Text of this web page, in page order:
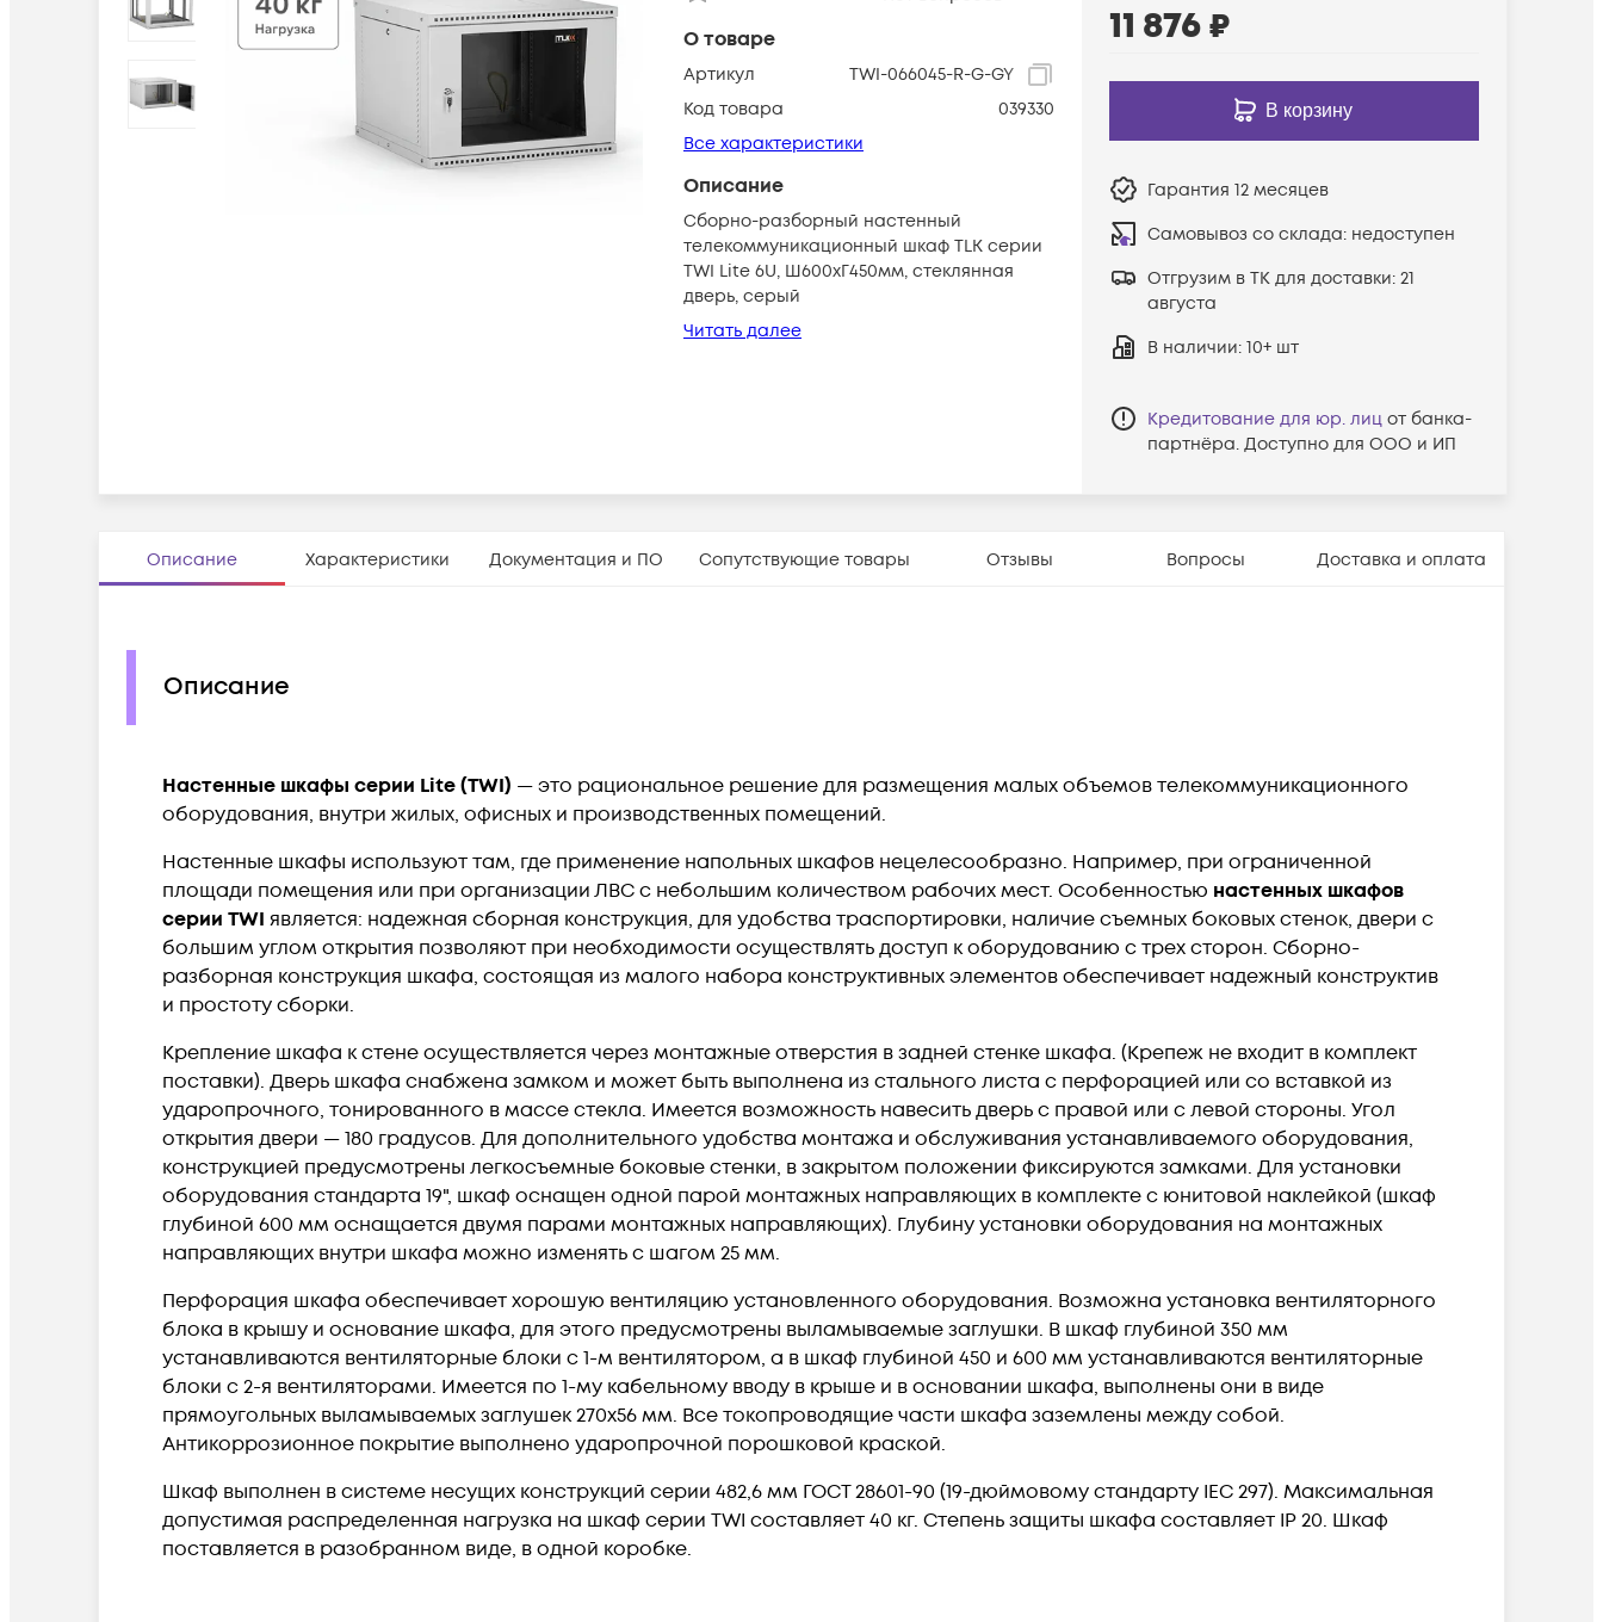
О товаре
Артикул
TWI-066045-R-G-GY
Код товара
039330
Все характеристики
Описание
Сборно-разборный настенный
телекоммуникационный шкаф TLK серии
TWI Lite 6U, Ш600хГ450мм, стеклянная
дверь, серый
Читать далее
11 876₽
В корзину
Гарантия 12 месяцев
Самовывоз со склада: недоступен
Отгрузим в ТК для доставки: 21
августа
В наличии: 10+ шт
Кредитование для юр. лиц от банка-
партнёра. Доступно для ООО и ИП
Описание Характеристики Документация и ПО Сопутствующие товары Отзывы Вопросы Доставка и оплата
Описание
Настенные шкафы серии Lite (TWI) — это рациональное решение для размещения малых объемов телекоммуникационного
оборудования, внутри жилых, офисных и производственных помещений.
Настенные шкафы используют там, где применение напольных шкафов нецелесообразно. Например, при ограниченной
площади помещения или при организации ЛВС с небольшим количеством рабочих мест. Особенностью настенных шкафов
серии TWI является: надежная сборная конструкция, для удобства траспортировки, наличие съемных боковых стенок, двери с
большим углом открытия позволяют при необходимости осуществлять доступ к оборудованию с трех сторон. Сборно-
разборная конструкция шкафа, состоящая из малого набора конструктивных элементов обеспечивает надежный конструктив
и простоту сборки.
Крепление шкафа к стене осуществляется через монтажные отверстия в задней стенке шкафа. (Крепеж не входит в комплект
поставки). Дверь шкафа снабжена замком и может быть выполнена из стального листа с перфорацией или со вставкой из
ударопрочного, тонированного в массе стекла. Имеется возможность навесить дверь с правой или с левой стороны. Угол
открытия двери — 180 градусов. Для дополнительного удобства монтажа и обслуживания устанавливаемого оборудования,
конструкцией предусмотрены легкосъемные боковые стенки, в закрытом положении фиксируются замками. Для установки
оборудования стандарта 19", шкаф оснащен одной парой монтажных направляющих в комплекте с юнитовой наклейкой (шкаф
глубиной 600 мм оснащается двумя парами монтажных направляющих). Глубину установки оборудования на монтажных
направляющих внутри шкафа можно изменять с шагом 25 мм.
Перфорация шкафа обеспечивает хорошую вентиляцию установленного оборудования. Возможна установка вентиляторного
блока в крышу и основание шкафа, для этого предусмотрены выламываемые заглушки. В шкаф глубиной 350 мм
устанавливаются вентиляторные блоки с 1-м вентилятором, а в шкаф глубиной 450 и 600 мм устанавливаются вентиляторные
блоки с 2-я вентиляторами. Имеется по 1-му кабельному вводу в крыше и в основании шкафа, выполнены они в виде
прямоугольных выламываемых заглушек 270х56 мм. Все токопроводящие части шкафа заземлены между собой.
Антикоррозионное покрытие выполнено ударопрочной порошковой краской.
Шкаф выполнен в системе несущих конструкций серии 482,6 мм ГОСТ 28601-90 (19-дюймовому стандарту IEC 297). Максимальная
допустимая распределенная нагрузка на шкаф серии TWI составляет 40 кг. Степень защиты шкафа составляет IP 20. Шкаф
поставляется в разобранном виде, в одной коробке.